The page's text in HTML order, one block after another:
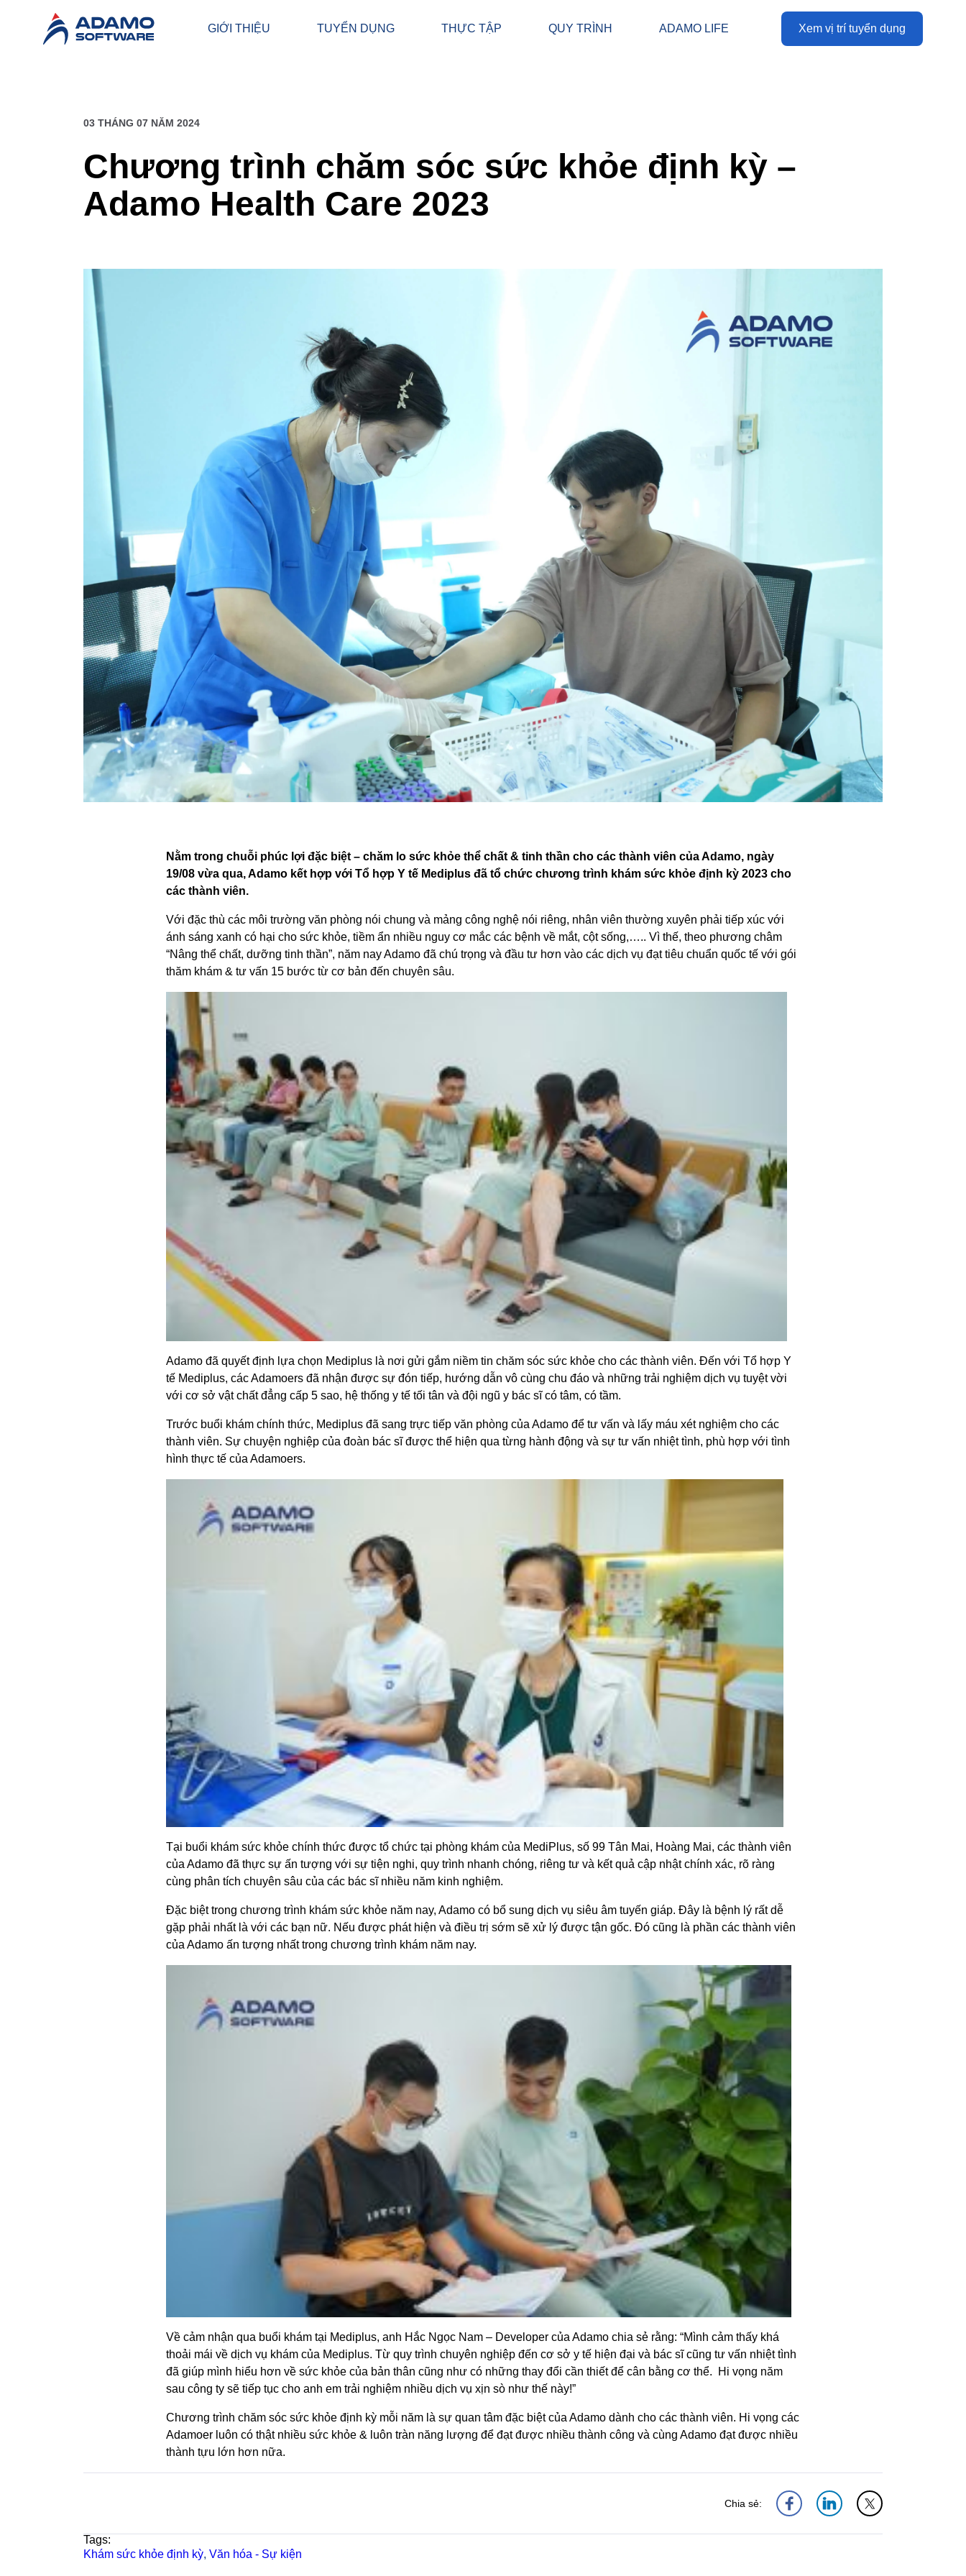
GIỚI THIỆU TUYỂN DỤNG THỰC TẬP QUY TRÌNH ADAMO LIFE Xem vị trí tuyển dụng
03 THÁNG 07 NĂM 2024
Chương trình chăm sóc sức khỏe định kỳ –
Adamo Health Care 2023
Nằm trong chuỗi phúc lợi đặc biệt – chăm lo sức khỏe thể chất & tinh thần cho các thành viên của Adamo, ngày
19/08 vừa qua, Adamo kết hợp với Tổ hợp Y tế Mediplus đã tổ chức chương trình khám sức khỏe định kỳ 2023 cho
các thành viên.
Với đặc thù các môi trường văn phòng nói chung và mảng công nghệ nói riêng, nhân viên thường xuyên phải tiếp xúc với
ánh sáng xanh có hại cho sức khỏe, tiềm ẩn nhiều nguy cơ mắc các bệnh về mắt, cột sống,….. Vì thế, theo phương châm
“Nâng thể chất, dưỡng tinh thần”, năm nay Adamo đã chú trọng và đầu tư hơn vào các dịch vụ đạt tiêu chuẩn quốc tế với gói
thăm khám & tư vấn 15 bước từ cơ bản đến chuyên sâu.
Adamo đã quyết định lựa chọn Mediplus là nơi gửi gắm niềm tin chăm sóc sức khỏe cho các thành viên. Đến với Tổ hợp Y
tế Mediplus, các Adamoers đã nhận được sự đón tiếp, hướng dẫn vô cùng chu đáo và những trải nghiệm dịch vụ tuyệt vời
với cơ sở vật chất đẳng cấp 5 sao, hệ thống y tế tối tân và đội ngũ y bác sĩ có tâm, có tầm.
Trước buổi khám chính thức, Mediplus đã sang trực tiếp văn phòng của Adamo để tư vấn và lấy máu xét nghiệm cho các
thành viên. Sự chuyện nghiệp của đoàn bác sĩ được thể hiện qua từng hành động và sự tư vấn nhiệt tình, phù hợp với tình
hình thực tế của Adamoers.
Tại buổi khám sức khỏe chính thức được tổ chức tại phòng khám của MediPlus, số 99 Tân Mai, Hoàng Mai, các thành viên
của Adamo đã thực sự ấn tượng với sự tiện nghi, quy trình nhanh chóng, riêng tư và kết quả cập nhật chính xác, rõ ràng
cùng phân tích chuyên sâu của các bác sĩ nhiều năm kinh nghiệm.
Đặc biệt trong chương trình khám sức khỏe năm nay, Adamo có bổ sung dịch vụ siêu âm tuyến giáp. Đây là bệnh lý rất dễ
gặp phải nhất là với các bạn nữ. Nếu được phát hiện và điều trị sớm sẽ xử lý được tận gốc. Đó cũng là phần các thành viên
của Adamo ấn tượng nhất trong chương trình khám năm nay.
Về cảm nhận qua buổi khám tại Mediplus, anh Hắc Ngọc Nam – Developer của Adamo chia sẻ rằng: “Mình cảm thấy khá
thoải mái về dịch vụ khám của Mediplus. Từ quy trình chuyên nghiệp đến cơ sở y tế hiện đại và bác sĩ cũng tư vấn nhiệt tình
đã giúp mình hiểu hơn về sức khỏe của bản thân cũng như có những thay đổi cần thiết để cân bằng cơ thể. Hi vọng năm
sau công ty sẽ tiếp tục cho anh em trải nghiệm nhiều dịch vụ xịn sò như thế này!”
Chương trình chăm sóc sức khỏe định kỳ mỗi năm là sự quan tâm đặc biệt của Adamo dành cho các thành viên. Hi vọng các
Adamoer luôn có thật nhiều sức khỏe & luôn tràn năng lượng để đạt được nhiều thành công và cùng Adamo đạt được nhiều
thành tựu lớn hơn nữa.
Chia sẻ:
Tags:
Khám sức khỏe định kỳ, Văn hóa - Sự kiện